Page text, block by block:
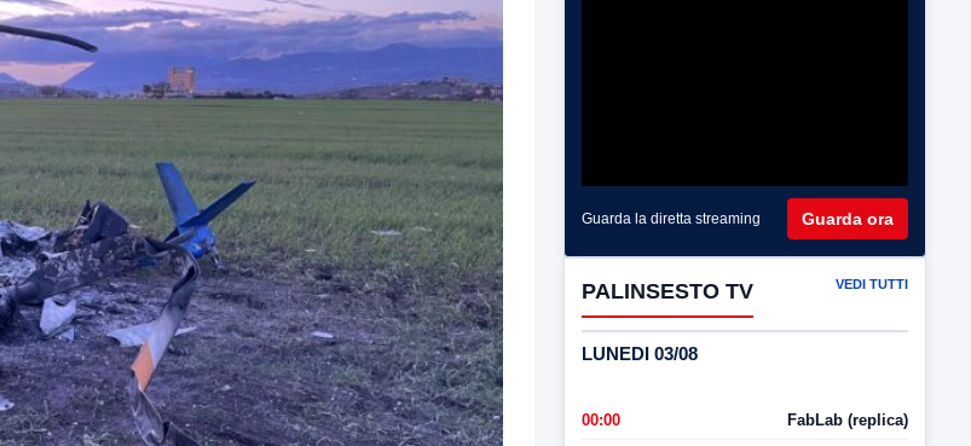
Guarda la diretta streaming Guarda ora
PALINSESTO TV VEDI TUTTI
LUNEDI 03/08
00:00 FabLab (replica)